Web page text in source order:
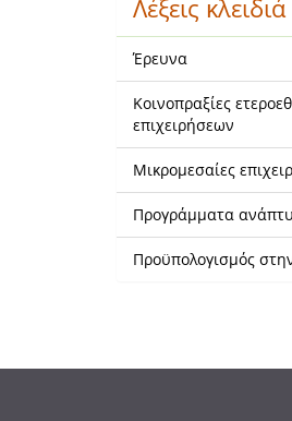
Λέξεις κλειδιά
Έρευνα
Κοινοπραξίες
επιχειρήσεων
Μικρομεσαίες
Προγράμματα
Προϋπολογισμός